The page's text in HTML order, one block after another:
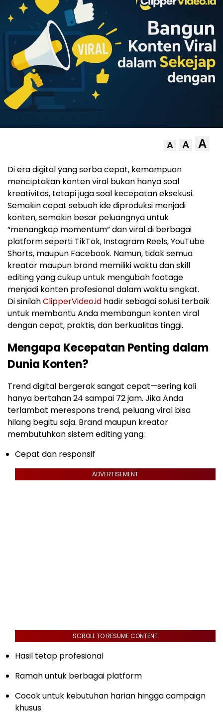
A A A
Di era digital yang serba cepat, kemampuan
menciptakan konten viral bukan hanya soal
kreativitas, tetapi juga soal kecepatan eksekusi.
Semakin cepat sebuah ide diproduksi menjadi
konten, semakin besar peluangnya untuk
“menangkap momentum” dan viral di berbagai
platform seperti TikTok, Instagram Reels, YouTube
Shorts, maupun Facebook. Namun, tidak semua
kreator maupun brand memiliki waktu dan skill
editing yang cukup untuk mengubah footage
menjadi konten profesional dalam waktu singkat.
Di sinilahClipperVideo.id hadir sebagai solusi terbaik
untuk membantu Anda membangun konten viral
dengan cepat, praktis, dan berkualitas tinggi.
Mengapa Kecepatan Penting dalam
Dunia Konten?
Trend digital bergerak sangat cepat—sering kali
hanya bertahan 24 sampai 72 jam. Jika Anda
terlambat merespons trend, peluang viral bisa
hilang begitu saja. Brand maupun kreator
membutuhkan sistem editing yang:
Cepat dan responsif
ADVERTISEMENT
SCROLL TO RESUME CONTENT
Hasil tetap profesional
Ramah untuk berbagai platform
Cocok untuk kebutuhan harian hingga campaign
khusus